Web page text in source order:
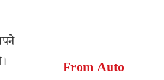
From Auto